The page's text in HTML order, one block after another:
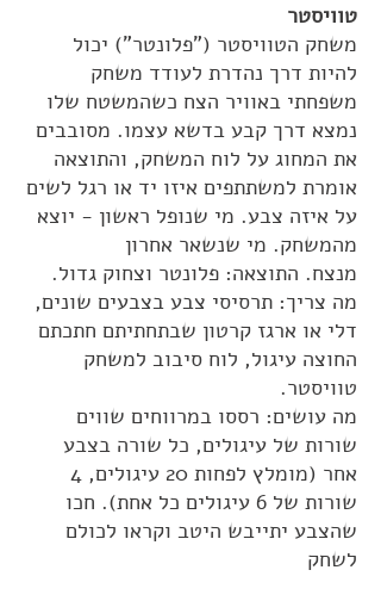
טוויסטר
משחק הטוויסטר ("פלונטר") יכול
להיות דרך נהדרת לעודד משחק
משפחתי באוויר הצח כשהמשטח שלו
נמצא דרך קבע בדשא עצמו. מסובבים
את המחוג על לוח המשחק, והתוצאה
אומרת למשתתפים איזו יד או רגל לשים
על איזה צבע. מי שנופל ראשון - יוצא
מהמשחק. מי שנשאר אחרון
מנצח. התוצאה: פלונטר וצחוק גדול.
מה צריך: תרסיסי צבע בצבעים שונים,
דלי או ארגז קרטון שבתחתיתם חתכתם
החוצה עיגול, לוח סיבוב למשחק
טוויסטר.
מה עושים: רססו במרווחים שווים
שורות של עיגולים, כל שורה בצבע
אחר (מומלץ לפחות 20 עיגולים, 4
שורות של 6 עיגולים כל אחת). חכו
שהצבע יתייבש היטב וקראו לכולם
לשחק